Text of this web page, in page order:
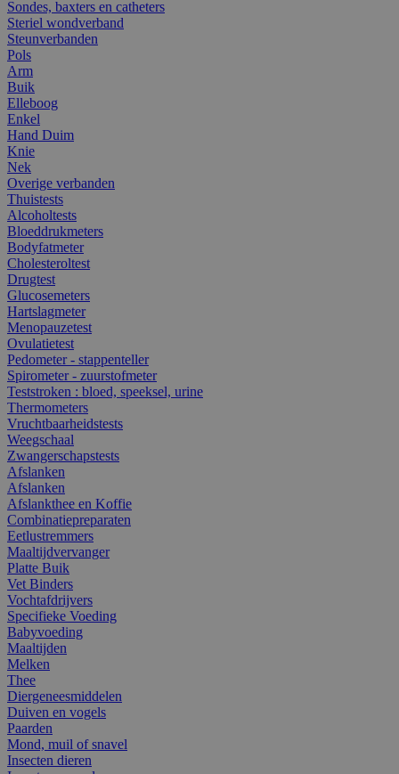
Sondes, baxters en catheters
Steriel wondverband
Steunverbanden
Pols
Arm
Buik
Elleboog
Enkel
Hand Duim
Knie
Nek
Overige verbanden
Thuistests
Alcoholtests
Bloeddrukmeters
Bodyfatmeter
Cholesteroltest
Drugtest
Glucosemeters
Hartslagmeter
Menopauzetest
Ovulatietest
Pedometer - stappenteller
Spirometer - zuurstofmeter
Teststroken : bloed, speeksel, urine
Thermometers
Vruchtbaarheidstests
Weegschaal
Zwangerschapstests
Afslanken
Afslanken
Afslankthee en Koffie
Combinatiepreparaten
Eetlustremmers
Maaltijdvervanger
Platte Buik
Vet Binders
Vochtafdrijvers
Specifieke Voeding
Babyvoeding
Maaltijden
Melken
Thee
Diergeneesmiddelen
Duiven en vogels
Paarden
Mond, muil of snavel
Insecten dieren